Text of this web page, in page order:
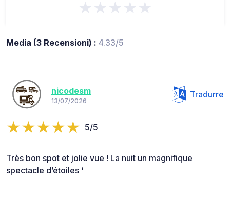
★★★★★
Media (3 Recensioni) : 4.33/5
nicodesm
13/07/2026
Tradurre
5/5
Très bon spot et jolie vue ! La nuit un magnifique
spectacle d’étoiles ‘